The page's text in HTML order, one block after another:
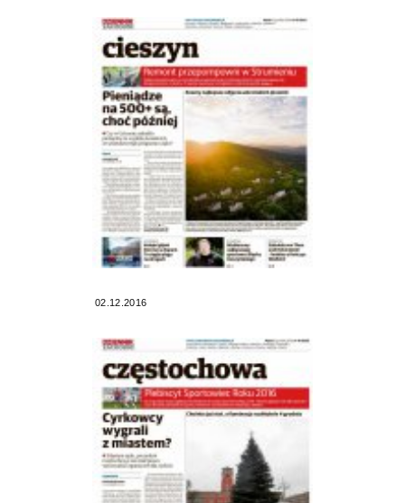
02.12.2016